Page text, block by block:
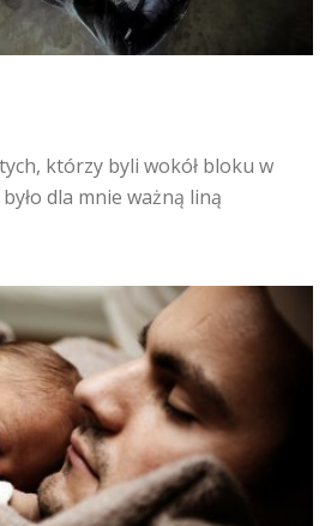
którzy byli wokół bloku w
dla mnie ważną liną